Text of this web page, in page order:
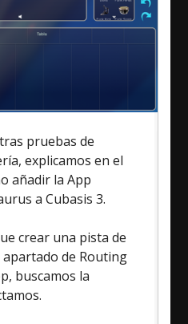
pruebas de
explicamos en el
añadir la App
a Cubasis 3.
crear una pista de
de Routing
buscamos la